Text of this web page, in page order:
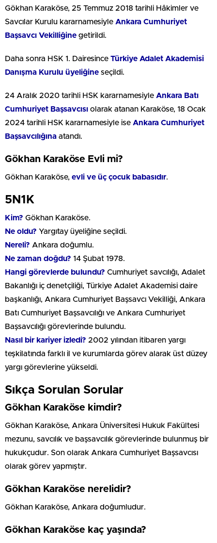
Gökhan Karaköse, 25 Temmuz 2018 tarihli Hâkimler ve
Savcılar Kurulu kararnamesiyle Ankara Cumhuriyet
Başsavcı Vekilliğine getirildi.
Daha sonra HSK 1. Dairesince Türkiye Adalet Akademisi
Danışma Kurulu üyeliğine seçildi.
24 Aralık 2020 tarihli HSK kararnamesiyle Ankara Batı
Cumhuriyet Başsavcısı olarak atanan Karaköse, 18 Ocak
2024 tarihli HSK kararnamesiyle ise Ankara Cumhuriyet
Başsavcılığına atandı.
Gökhan Karaköse Evli mi?
Gökhan Karaköse, evli ve üç çocuk babasıdır.
5N1K
Kim? Gökhan Karaköse.
Ne oldu? Yargıtay üyeliğine seçildi.
Nereli? Ankara doğumlu.
Ne zaman doğdu? 14 Şubat 1978.
Hangi görevlerde bulundu? Cumhuriyet savcılığı, Adalet
Bakanlığı iç denetçiliği, Türkiye Adalet Akademisi daire
başkanlığı, Ankara Cumhuriyet Başsavcı Vekilliği, Ankara
Batı Cumhuriyet Başsavcılığı ve Ankara Cumhuriyet
Başsavcılığı görevlerinde bulundu.
Nasıl bir kariyer izledi? 2002 yılından itibaren yargı
teşkilatında farklı il ve kurumlarda görev alarak üst düzey
yargı görevlerine yükseldi.
Sıkça Sorulan Sorular
Gökhan Karaköse kimdir?
Gökhan Karaköse, Ankara Üniversitesi Hukuk Fakültesi
mezunu, savcılık ve başsavcılık görevlerinde bulunmuş bir
hukukçudur. Son olarak Ankara Cumhuriyet Başsavcısı
olarak görev yapmıştır.
Gökhan Karaköse nerelidir?
Gökhan Karaköse, Ankara doğumludur.
Gökhan Karaköse kaç yaşında?